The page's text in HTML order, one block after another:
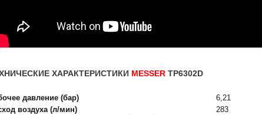
ХАРАКТЕРИСТИКИ MESSER TP6302D
давление (бар)
6,21
воздуха (л/мин)
283